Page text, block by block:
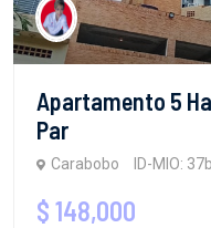
Apartamento 5
Par
Carabobo ID-MIO:
$ 148,000